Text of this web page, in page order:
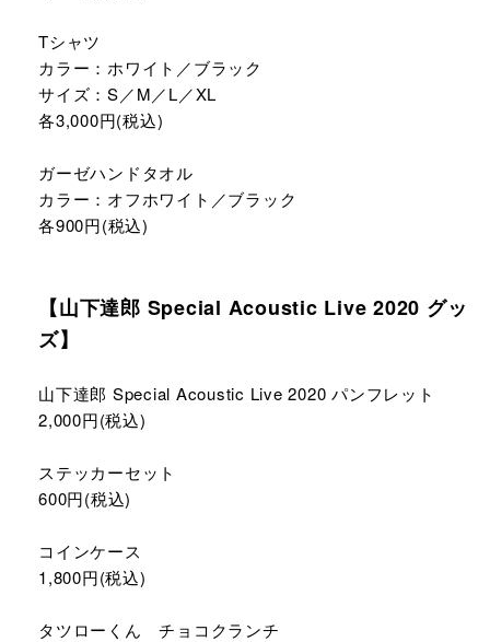
Tシャツ
カラー：ホワイト／ブラック
サイズ：S／M／L／XL
各3,000円(税込)
ガーゼハンドタオル
カラー：オフホワイト／ブラック
各900円(税込)
【山下達郎 Special Acoustic Live 2020 グッ
ズ】
山下達郎 Special Acoustic Live 2020 パンフレット
2,000円(税込)
ステッカーセット
600円(税込)
コインケース
1,800円(税込)
タツローくん チョコクランチ